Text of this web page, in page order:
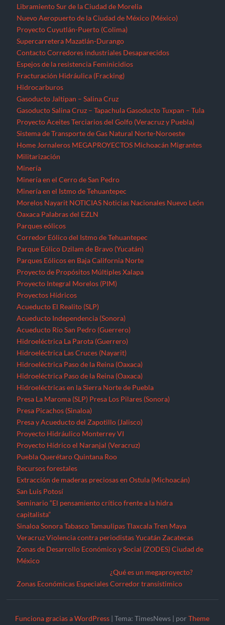
Libramiento Sur de la Ciudad de Morelia
Nuevo Aeropuerto de la Ciudad de México (México)
Proyecto Cuyutlán-Puerto (Colima)
Supercarretera Mazatlán-Durango
Contacto Corredores industriales Desaparecidos
Espejos de la resistencia Feminicidios
Fracturación Hidráulica (Fracking)
Hidrocarburos
Gasoducto Jaltipan – Salina Cruz
Gasoducto Salina Cruz – Tapachula Gasoducto Tuxpan – Tula
Proyecto Aceites Terciarios del Golfo (Veracruz y Puebla)
Sistema de Transporte de Gas Natural Norte-Noroeste
Home Jornaleros MEGAPROYECTOS Michoacán Migrantes
Militarización
Minería
Minería en el Cerro de San Pedro
Minería en el Istmo de Tehuantepec
Morelos Nayarit NOTICIAS Noticias Nacionales Nuevo León
Oaxaca Palabras del EZLN
Parques eólicos
Corredor Eólico del Istmo de Tehuantepec
Parque Eólico Dzilam de Bravo (Yucatán)
Parques Eólicos en Baja California Norte
Proyecto de Propósitos Múltiples Xalapa
Proyecto Integral Morelos (PIM)
Proyectos Hídricos
Acueducto El Realito (SLP)
Acueducto Independencia (Sonora)
Acueducto Río San Pedro (Guerrero)
Hidroeléctrica La Parota (Guerrero)
Hidroeléctrica Las Cruces (Nayarit)
Hidroeléctrica Paso de la Reina (Oaxaca)
Hidroeléctrica Paso de la Reina (Oaxaca)
Hidroeléctricas en la Sierra Norte de Puebla
Presa La Maroma (SLP) Presa Los Pilares (Sonora)
Presa Picachos (Sinaloa)
Presa y Acueducto del Zapotillo (Jalisco)
Proyecto Hidráulico Monterrey VI
Proyecto Hídrico el Naranjal (Veracruz)
Puebla Querétaro Quintana Roo
Recursos forestales
Extracción de maderas preciosas en Ostula (Michoacán)
San Luis Potosí
Seminario “El pensamiento crítico frente a la hidra
capitalista”
Sinaloa Sonora Tabasco Tamaulipas Tlaxcala Tren Maya
Veracruz Violencia contra periodistas Yucatán Zacatecas
Zonas de Desarrollo Económico y Social (ZODES) Ciudad de
México
Zonas Económicas Especiales
¿Qué es un megaproyecto?
Corredor transístimico
Funciona gracias a WordPress |Tema: TimesNews | porTheme